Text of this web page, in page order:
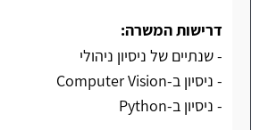
דרישות המשרה:
- שנתיים של ניסיון ניהולי
- ניסיון ב-Computer Vision
- ניסיון ב-Python